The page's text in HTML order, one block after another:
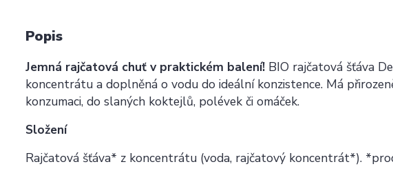
Popis
Jemná rajčatová chuť v praktickém balení! BIO rajčatová šťáva
koncentrátu a doplněná o vodu do ideální konzistence. Má
konzumaci, do slaných koktejlů, polévek či omáček.
Složení
Rajčatová šťáva* z koncentrátu (voda, rajčatový koncentrát*).